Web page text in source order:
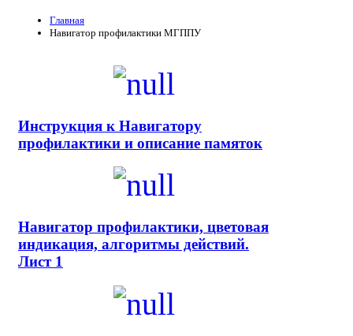
Главная
Навигатор профилактики МГППУ
Инструкция к Навигатору
профилактики и описание памяток
Навигатор профилактики, цветовая
индикация, алгоритмы действий.
Лист 1